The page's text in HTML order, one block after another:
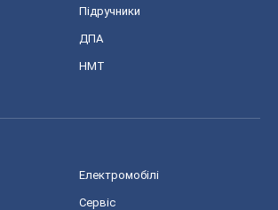
Підручники
ДПА
НМТ
Електромобілі
Сервіс